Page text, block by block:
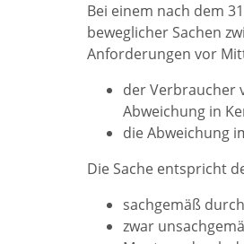
Bei einem nach dem
beweglicher Sachen
Anforderungen vor
der Verbraucher
Abweichung in
die Abweichung
Die Sache entspricht
sachgemäß
zwar